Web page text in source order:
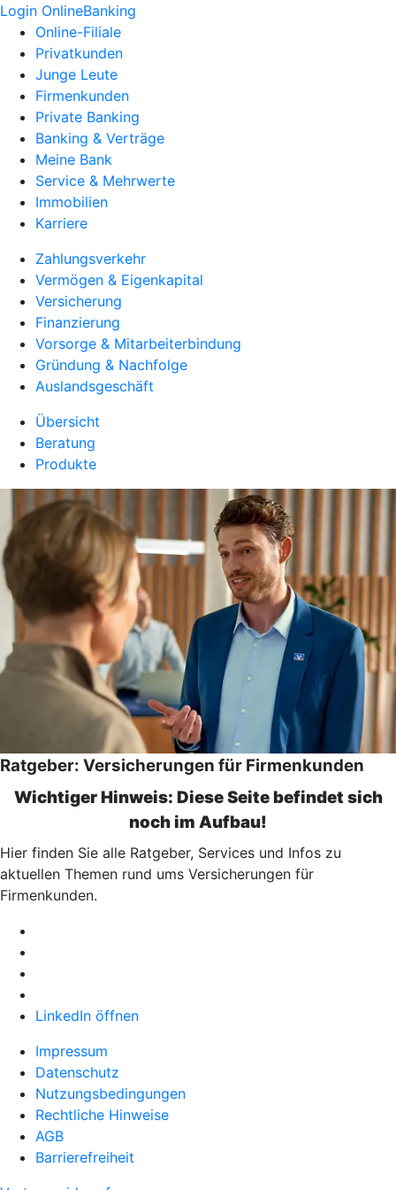
Login OnlineBanking
Online-Filiale
Privatkunden
Junge Leute
Firmenkunden
Private Banking
Banking & Verträge
Meine Bank
Service & Mehrwerte
Immobilien
Karriere
Zahlungsverkehr
Vermögen & Eigenkapital
Versicherung
Finanzierung
Vorsorge & Mitarbeiterbindung
Gründung & Nachfolge
Auslandsgeschäft
Übersicht
Beratung
Produkte
Ratgeber: Versicherungen für Firmenkunden
Wichtiger Hinweis: Diese Seite befindet sich
noch im Aufbau!
Hier finden Sie alle Ratgeber, Services und Infos zu
aktuellen Themen rund ums Versicherungen für
Firmenkunden.
LinkedIn öffnen
Impressum
Datenschutz
Nutzungsbedingungen
Rechtliche Hinweise
AGB
Barrierefreiheit